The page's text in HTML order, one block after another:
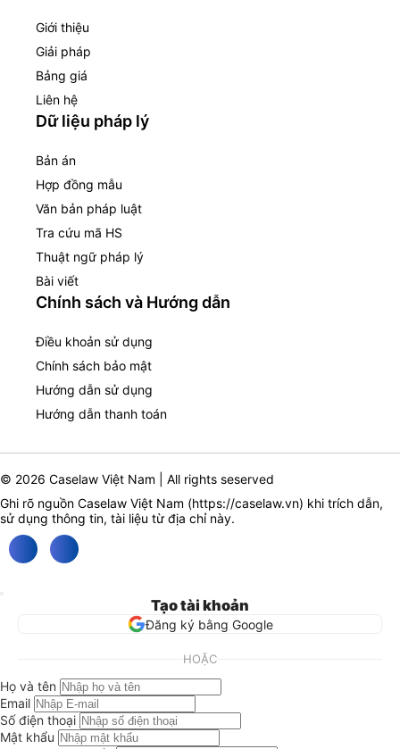
Giới thiệu
Giải pháp
Bảng giá
Liên hệ
Dữ liệu pháp lý
Bản án
Hợp đồng mẫu
Văn bản pháp luật
Tra cứu mã HS
Thuật ngữ pháp lý
Bài viết
Chính sách và Hướng dẫn
Điều khoản sử dụng
Chính sách bảo mật
Hướng dẫn sử dụng
Hướng dẫn thanh toán
© 2026 Caselaw Việt Nam | All rights seserved
Ghi rõ nguồn Caselaw Việt Nam (https://caselaw.vn) khi trích dẫn,
sử dụng thông tin, tài liệu từ địa chỉ này.
Tạo tài khoản
Đăng ký bằng Google
HOẶC
Họ và tên
Email
Số điện thoại
Mật khẩu